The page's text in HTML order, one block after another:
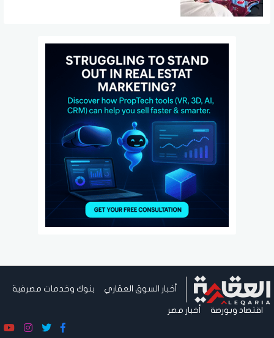
أخبار السوق العقاري بنوك وخدمات مصرفية
اقتصاد وبورصة أخبار مصر